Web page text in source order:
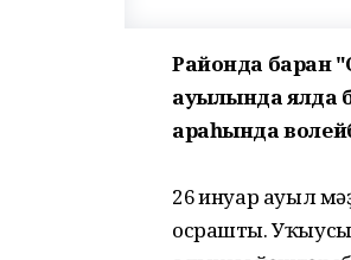
Районда барған
ауылында ялда
араһында
26 ғинуар ауыл
осрашты.